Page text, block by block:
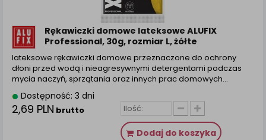
Rękawiczki domowe lateksowe ALUFIX
Professional, 30g, rozmiar L, żółte
lateksowe rękawiczki domowe przeznaczone do ochrony
dłoni przed wodą i nieagresywnymi detergentami podczas
mycia naczyń, sprzątania oraz innych prac domowych…
Dostępność: 3 dni
2,69 PLN brutto
Dodaj do koszyka